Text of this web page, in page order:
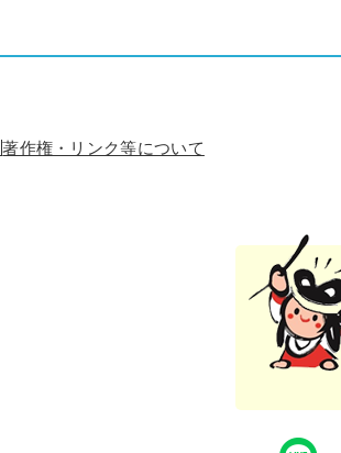
著作権・リンク等について